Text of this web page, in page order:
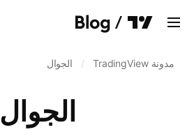
مدونة TradingView / الجوال
الجوال